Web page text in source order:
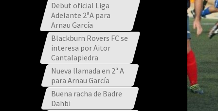
Debut oficial Liga
Adelante 2ªA para
Arnau García
Blackburn Rovers FC se
interesa por Aitor
Cantalapiedra
Nueva llamada en 2ª A
para Arnau García
Buena racha de Badre
Dahbi